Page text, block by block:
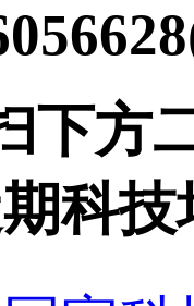
下方
科